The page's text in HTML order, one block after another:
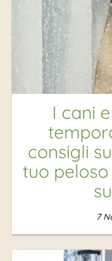
I cani
consigli
tuo
7